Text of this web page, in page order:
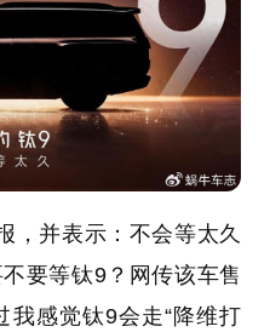
，并表示：不会等太久
要等钛9？网传该车售
我感觉钛9会走“降维打